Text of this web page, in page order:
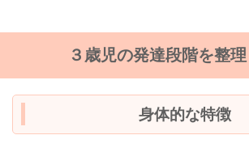
３歳児の発達段階を整
身体的な特徴